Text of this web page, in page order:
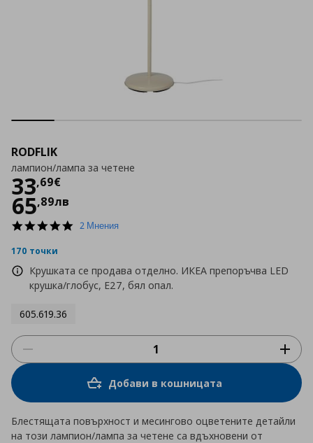
RODFLIK
лампион/лампа за четене
33,69€
Цена
65,89лв
5.0
2 Мнения
170 точки
Крушката се продава отделно. ИКЕА препоръчва LED
крушка/глобус, E27, бял опал.
605.619.36
Добави в кошницата
Блестящата повърхност и месингово оцветените детайли
на този лампион/лампа за четене са вдъхновени от